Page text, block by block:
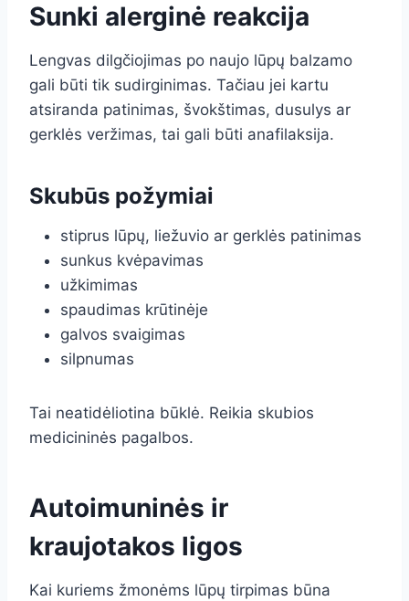
Sunki alerginė reakcija
Lengvas dilgčiojimas po naujo lūpų balzamo
gali būti tik sudirginimas. Tačiau jei kartu
atsiranda patinimas, švokštimas, dusulys ar
gerklės veržimas, tai gali būti anafilaksija.
Skubūs požymiai
stiprus lūpų, liežuvio ar gerklės patinimas
sunkus kvėpavimas
užkimimas
spaudimas krūtinėje
galvos svaigimas
silpnumas
Tai neatidėliotina būklė. Reikia skubios
medicininės pagalbos.
Autoimuninės ir
kraujotakos ligos
Kai kuriems žmonėms lūpų tirpimas būna